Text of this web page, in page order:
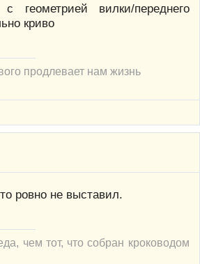
вилки/переднего
криво
продлевает нам жизнь
ровно не выставил.
чем тот, что собран кроководом